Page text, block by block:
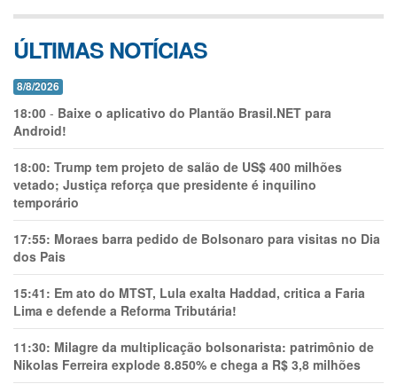
ÚLTIMAS NOTÍCIAS
8/8/2026
18:00 - Baixe o aplicativo do Plantão Brasil.NET para
Android!
18:00: Trump tem projeto de salão de US$ 400 milhões
vetado; Justiça reforça que presidente é inquilino
temporário
17:55: Moraes barra pedido de Bolsonaro para visitas no Dia
dos Pais
15:41: Em ato do MTST, Lula exalta Haddad, critica a Faria
Lima e defende a Reforma Tributária!
11:30: Milagre da multiplicação bolsonarista: patrimônio de
Nikolas Ferreira explode 8.850% e chega a R$ 3,8 milhões